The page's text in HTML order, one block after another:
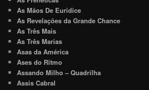
As Mãos De Euridice
As Revelações da Grande Chance
As Três Mais
As Três Marias
Asas da América
Ases do Ritmo
Assando Milho – Quadrilha
Assis Cabral